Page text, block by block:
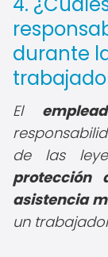
durante
El
de las
protección
asistencia
un